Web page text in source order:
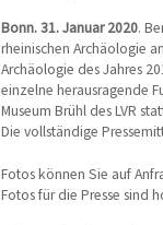
Bonn. 31. Januar 2020.
rheinischen Archäologie
Archäologie des Jahres
einzelne herausragende
Museum Brühl des LVR
Die vollständige
Fotos können Sie auf
Fotos für die Presse sind